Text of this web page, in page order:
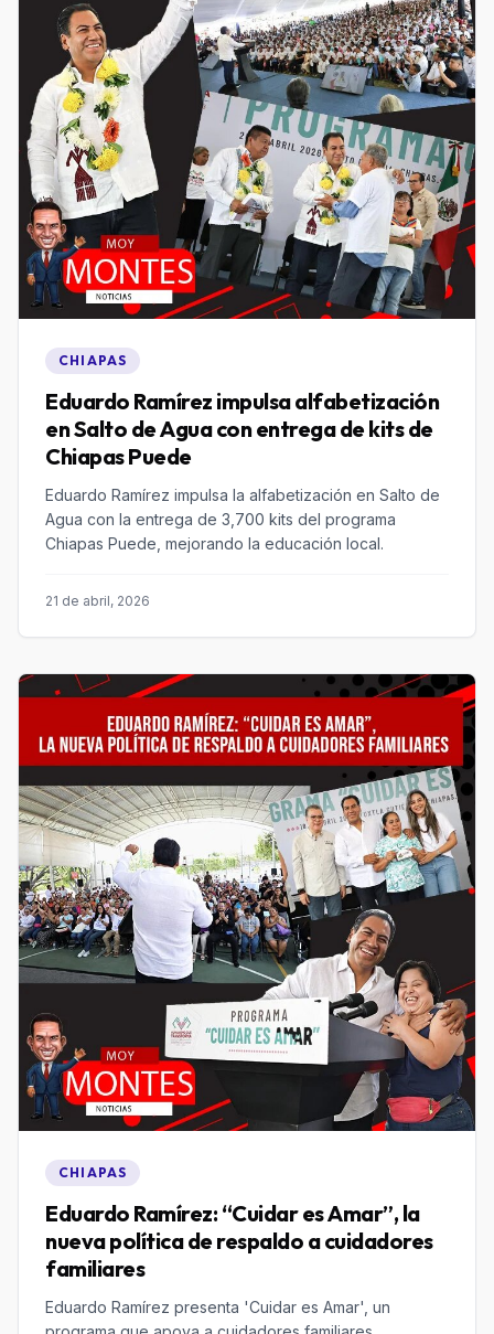
CHIAPAS
Eduardo Ramírez impulsa alfabetización
en Salto de Agua con entrega de kits de
Chiapas Puede
Eduardo Ramírez impulsa la alfabetización en Salto de
Agua con la entrega de 3,700 kits del programa
Chiapas Puede, mejorando la educación local.
21 de abril, 2026
CHIAPAS
Eduardo Ramírez: “Cuidar es Amar”, la
nueva política de respaldo a cuidadores
Eduardo Ramírez presenta 'Cuidar es Amar', un